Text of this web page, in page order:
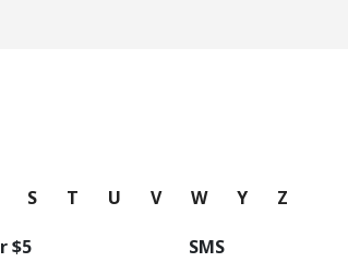
S T U V W Y Z
⁦$5⁩ SMS